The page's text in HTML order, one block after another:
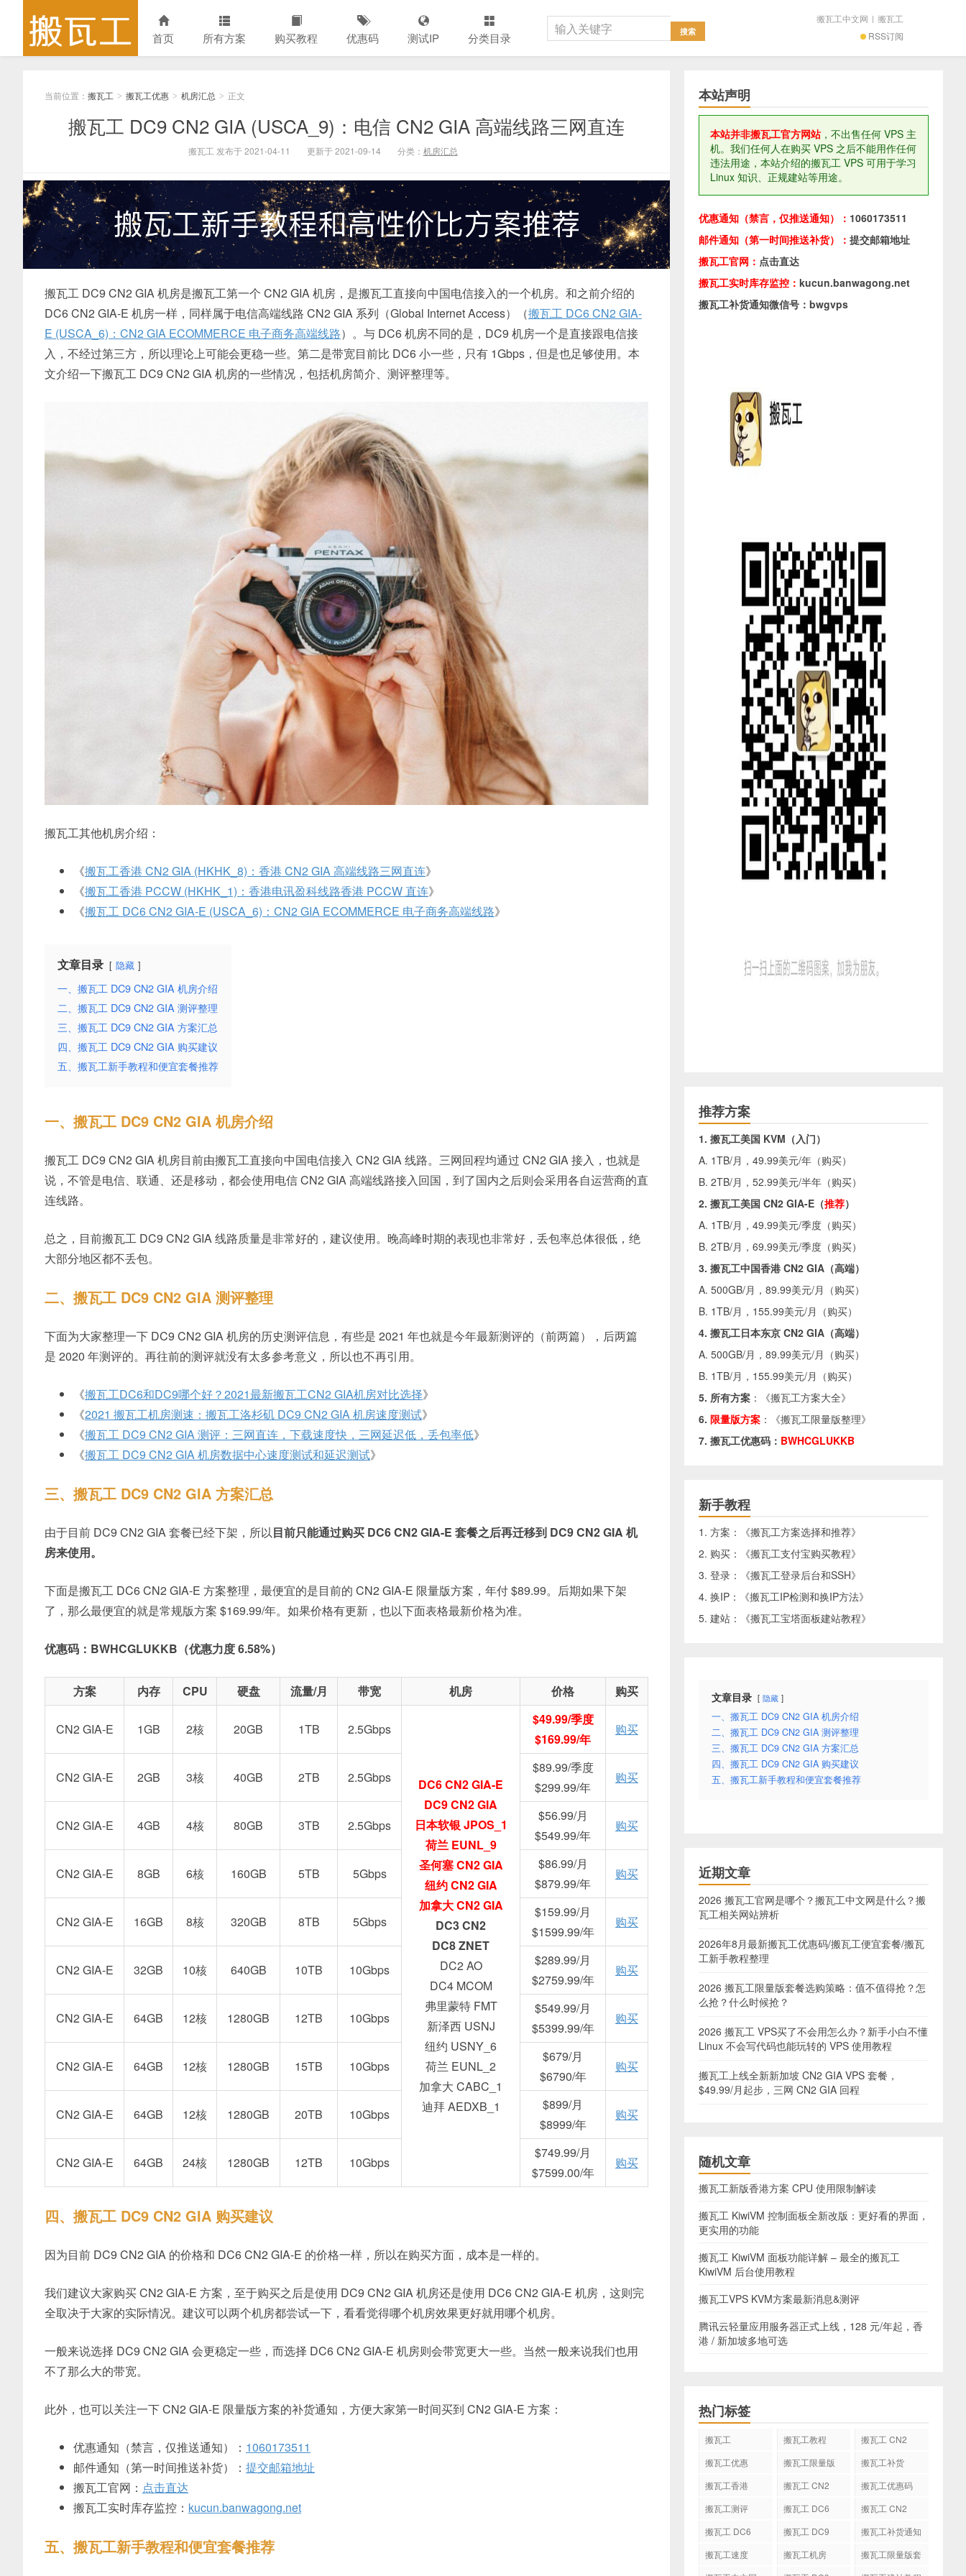
首页 所有方案 购买教程 优惠码 测试IP 分类目录 RSS订阅
搬瓦工中文网 | 搬瓦工
当前位置： 搬瓦工 > 搬瓦工优惠 > 机房汇总 > 正文
搬瓦工 DC9 CN2 GIA (USCA_9)：电信 CN2 GIA 高端线路三网直连
搬瓦工 发布于 2021-04-11 更新于 2021-09-14 分类： 机房汇总
搬瓦工 DC9 CN2 GIA 机房是搬瓦工第一个 CN2 GIA 机房，是搬瓦工直接向中国电信接入的一个机房。和之前介绍的
DC6 CN2 GIA-E 机房一样，同样属于电信高端线路 CN2 GIA 系列（Global Internet Access）（搬瓦工 DC6 CN2 GIA-
E (USCA_6)：CN2 GIA ECOMMERCE 电子商务高端线路）。与 DC6 机房不同的是，DC9 机房一个是直接跟电信接
入，不经过第三方，所以理论上可能会更稳一些。第二是带宽目前比 DC6 小一些，只有 1Gbps，但是也足够使用。本
文介绍一下搬瓦工 DC9 CN2 GIA 机房的一些情况，包括机房简介、测评整理等。
搬瓦工其他机房介绍：
《搬瓦工香港 CN2 GIA (HKHK_8)：香港 CN2 GIA 高端线路三网直连》
《搬瓦工香港 PCCW (HKHK_1)：香港电讯盈科线路香港 PCCW 直连》
《搬瓦工 DC6 CN2 GIA-E (USCA_6)：CN2 GIA ECOMMERCE 电子商务高端线路》
文章目录 隐藏
一、搬瓦工 DC9 CN2 GIA 机房介绍
二、搬瓦工 DC9 CN2 GIA 测评整理
三、搬瓦工 DC9 CN2 GIA 方案汇总
四、搬瓦工 DC9 CN2 GIA 购买建议
五、搬瓦工新手教程和便宜套餐推荐
一、搬瓦工 DC9 CN2 GIA 机房介绍
搬瓦工 DC9 CN2 GIA 机房目前由搬瓦工直接向中国电信接入 CN2 GIA 线路。三网回程均通过 CN2 GIA 接入，也就是
说，不管是电信、联通、还是移动，都会使用电信 CN2 GIA 高端线路接入回国，到了国内之后则会采用各自运营商的直
连线路。
总之，目前搬瓦工 DC9 CN2 GIA 线路质量是非常好的，建议使用。晚高峰时期的表现也非常好，丢包率总体很低，绝
大部分地区都不丢包。
二、搬瓦工 DC9 CN2 GIA 测评整理
下面为大家整理一下 DC9 CN2 GIA 机房的历史测评信息，有些是 2021 年也就是今年最新测评的（前两篇），后两篇
是 2020 年测评的。再往前的测评就没有太多参考意义，所以也不再引用。
《搬瓦工DC6和DC9哪个好？2021最新搬瓦工CN2 GIA机房对比选择》
《2021 搬瓦工机房测速：搬瓦工洛杉矶 DC9 CN2 GIA 机房速度测试》
《搬瓦工 DC9 CN2 GIA 测评：三网直连，下载速度快，三网延迟低，丢包率低》
《搬瓦工 DC9 CN2 GIA 机房数据中心速度测试和延迟测试》
三、搬瓦工 DC9 CN2 GIA 方案汇总
由于目前 DC9 CN2 GIA 套餐已经下架，所以目前只能通过购买 DC6 CN2 GIA-E 套餐之后再迁移到 DC9 CN2 GIA 机
房来使用。
下面是搬瓦工 DC6 CN2 GIA-E 方案整理，最便宜的是目前的 CN2 GIA-E 限量版方案，年付 $89.99。后期如果下架
了，那么最便宜的就是常规版方案 $169.99/年。如果价格有更新，也以下面表格最新价格为准。
优惠码：BWHCGLUKKB（优惠力度 6.58%）
方案 内存 CPU 硬盘 流量/月 带宽 机房 价格 购买
CN2 GIA-E 1GB 2核 20GB 1TB 2.5Gbps
DC6 CN2 GIA-E
DC9 CN2 GIA
日本软银 JPOS_1
荷兰 EUNL_9
圣何塞 CN2 GIA
纽约 CN2 GIA
加拿大 CN2 GIA
DC3 CN2
DC8 ZNET
DC2 AO
DC4 MCOM
弗里蒙特 FMT
新泽西 USNJ
纽约 USNY_6
荷兰 EUNL_2
加拿大 CABC_1
迪拜 AEDXB_1
$49.99/季度
$169.99/年
购买
CN2 GIA-E 2GB 3核 40GB 2TB 2.5Gbps
$89.99/季度
$299.99/年
购买
CN2 GIA-E 4GB 4核 80GB 3TB 2.5Gbps
$56.99/月
$549.99/年
购买
CN2 GIA-E 8GB 6核 160GB 5TB 5Gbps
$86.99/月
$879.99/年
购买
CN2 GIA-E 16GB 8核 320GB 8TB 5Gbps
$159.99/月
$1599.99/年
购买
CN2 GIA-E 32GB 10核 640GB 10TB 10Gbps
$289.99/月
$2759.99/年
购买
CN2 GIA-E 64GB 12核 1280GB 12TB 10Gbps
$549.99/月
$5399.99/年
购买
CN2 GIA-E 64GB 12核 1280GB 15TB 10Gbps
$679/月
$6790/年
购买
CN2 GIA-E 64GB 12核 1280GB 20TB 10Gbps
$899/月
$8999/年
购买
CN2 GIA-E 64GB 24核 1280GB 12TB 10Gbps
$749.99/月
$7599.00/年
购买
四、搬瓦工 DC9 CN2 GIA 购买建议
因为目前 DC9 CN2 GIA 的价格和 DC6 CN2 GIA-E 的价格一样，所以在购买方面，成本是一样的。
我们建议大家购买 CN2 GIA-E 方案，至于购买之后是使用 DC9 CN2 GIA 机房还是使用 DC6 CN2 GIA-E 机房，这则完
全取决于大家的实际情况。建议可以两个机房都尝试一下，看看觉得哪个机房效果更好就用哪个机房。
一般来说选择 DC9 CN2 GIA 会更稳定一些，而选择 DC6 CN2 GIA-E 机房则会带宽更大一些。当然一般来说我们也用
不了那么大的带宽。
此外，也可以关注一下 CN2 GIA-E 限量版方案的补货通知，方便大家第一时间买到 CN2 GIA-E 方案：
优惠通知（禁言，仅推送通知）： 1060173511
邮件通知（第一时间推送补货）： 提交邮箱地址
搬瓦工官网： 点击直达
搬瓦工实时库存监控： kucun.banwagong.net
五、搬瓦工新手教程和便宜套餐推荐
本站声明
本站并非搬瓦工官方网站，不出售任何 VPS 主
机。我们任何人在购买 VPS 之后不能用作任何
违法用途，本站介绍的搬瓦工 VPS 可用于学习
Linux 知识、正规建站等用途。
优惠通知（禁言，仅推送通知）： 1060173511
邮件通知（第一时间推送补货）： 提交邮箱地址
搬瓦工官网： 点击直达
搬瓦工实时库存监控： kucun.banwagong.net
搬瓦工补货通知微信号：bwgvps
推荐方案
1. 搬瓦工美国 KVM（入门）
A. 1TB/月，49.99美元/年（购买）
B. 2TB/月，52.99美元/半年（购买）
2. 搬瓦工美国 CN2 GIA-E（推荐）
A. 1TB/月，49.99美元/季度（购买）
B. 2TB/月，69.99美元/季度（购买）
3. 搬瓦工中国香港 CN2 GIA（高端）
A. 500GB/月，89.99美元/月（购买）
B. 1TB/月，155.99美元/月（购买）
4. 搬瓦工日本东京 CN2 GIA（高端）
A. 500GB/月，89.99美元/月（购买）
B. 1TB/月，155.99美元/月（购买）
5. 所有方案 ：《搬瓦工方案大全》
6. 限量版方案 ：《搬瓦工限量版整理》
7. 搬瓦工优惠码： BWHCGLUKKB
新手教程
1. 方案：《搬瓦工方案选择和推荐》
2. 购买：《搬瓦工支付宝购买教程》
3. 登录：《搬瓦工登录后台和SSH》
4. 换IP：《搬瓦工IP检测和换IP方法》
5. 建站：《搬瓦工宝塔面板建站教程》
文章目录 隐藏
一、搬瓦工 DC9 CN2 GIA 机房介绍
二、搬瓦工 DC9 CN2 GIA 测评整理
三、搬瓦工 DC9 CN2 GIA 方案汇总
四、搬瓦工 DC9 CN2 GIA 购买建议
五、搬瓦工新手教程和便宜套餐推荐
近期文章
2026 搬瓦工官网是哪个？搬瓦工中文网是什么？搬
瓦工相关网站辨析
2026年8月最新搬瓦工优惠码/搬瓦工便宜套餐/搬瓦
工新手教程整理
2026 搬瓦工限量版套餐选购策略：值不值得抢？怎
么抢？什么时候抢？
2026 搬瓦工 VPS买了不会用怎么办？新手小白不懂
Linux 不会写代码也能玩转的 VPS 使用教程
搬瓦工上线全新新加坡 CN2 GIA VPS 套餐，
$49.99/月起步，三网 CN2 GIA 回程
随机文章
搬瓦工新版香港方案 CPU 使用限制解读
搬瓦工 KiwiVM 控制面板全新改版：更好看的界面，
更实用的功能
搬瓦工 KiwiVM 面板功能详解 – 最全的搬瓦工
KiwiVM 后台使用教程
搬瓦工VPS KVM方案最新消息&测评
腾讯云轻量应用服务器正式上线，128 元/年起，香
港 / 新加坡多地可选
热门标签
搬瓦工 搬瓦工教程
搬瓦工 CN2
搬瓦工优惠 搬瓦工限量版
搬瓦工补货
搬瓦工香港
搬瓦工 CN2
搬瓦工优惠码
搬瓦工测评
搬瓦工 DC6
搬瓦工 CN2
搬瓦工 DC6
搬瓦工 DC9
搬瓦工补货通知
搬瓦工速度
搬瓦工机房
搬瓦工限量版套